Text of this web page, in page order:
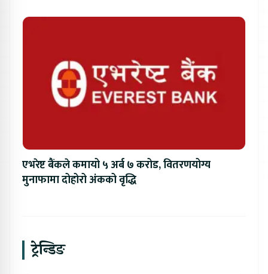
एभरेष्ट बैंकले कमायो ५ अर्ब ७ करोड, वितरणयोग्य
मुनाफामा दोहोरो अंकको वृद्धि
ट्रेन्डिङ